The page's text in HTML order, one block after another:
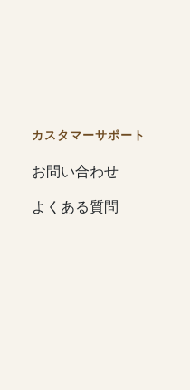
カスタマーサポート
お問い合わせ
よくある質問